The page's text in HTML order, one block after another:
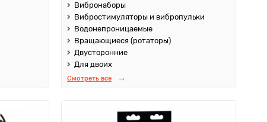
Вибронаборы
Вибростимуляторы и вибропульки
Водонепроницаемые
Вращающиеся (ротаторы)
Двусторонние
Для двоих
Смотреть все